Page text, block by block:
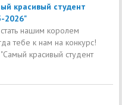
красивый студент
2026"
нашим королем
тебе к нам на конкурс!
красивый студент